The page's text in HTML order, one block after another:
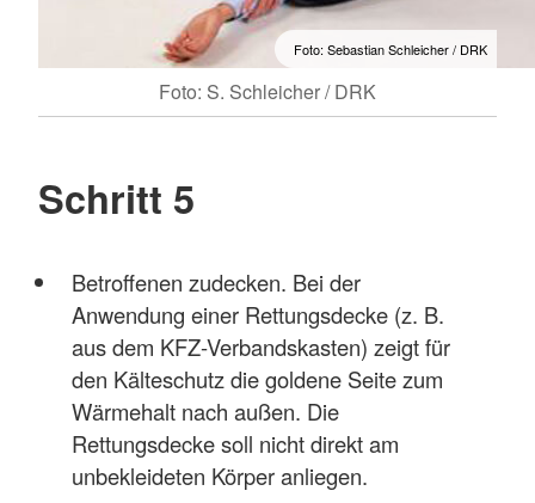
Foto: Sebastian Schleicher / DRK
Foto: S. Schleicher / DRK
Schritt 5
Betroffenen zudecken. Bei der
Anwendung einer Rettungsdecke (z. B.
aus dem KFZ-Verbandskasten) zeigt für
den Kälteschutz die goldene Seite zum
Wärmehalt nach außen. Die
Rettungsdecke soll nicht direkt am
unbekleideten Körper anliegen.